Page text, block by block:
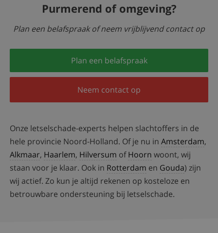
Purmerend of omgeving?
Plan een belafspraak of neem vrijblijvend contact op
Plan een belafspraak
Neem contact op
Onze letselschade-experts helpen slachtoffers in de
hele provincie Noord-Holland. Of je nu in Amsterdam,
Alkmaar, Haarlem, Hilversum ofHoorn woont, wij
staan voor je klaar. Ook in Rotterdam en Gouda) zijn
wij actief. Zo kun je altijd rekenen op kosteloze en
betrouwbare ondersteuning bij letselschade.